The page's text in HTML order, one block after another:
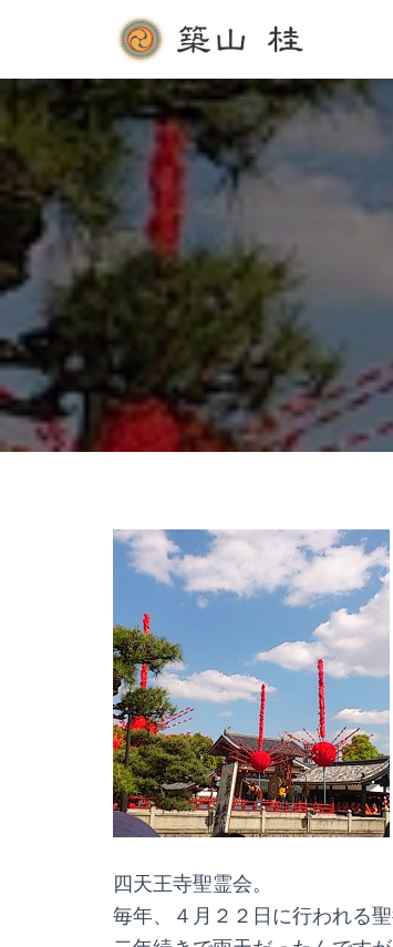
四天王寺聖霊会。
毎年、４月２２日に行われる